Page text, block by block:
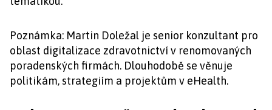
Poznámka: Martin Doležal je senior konzultant pro
oblast digitalizace zdravotnictví v renomovaných
poradenských firmách. Dlouhodobě se věnuje
politikám, strategiím a projektům v eHealth.